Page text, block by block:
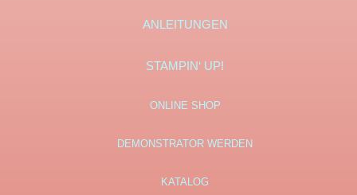
ANLEITUNGEN
STAMPIN‘ UP!
ONLINE SHOP
DEMONSTRATOR WERDEN
KATALOG